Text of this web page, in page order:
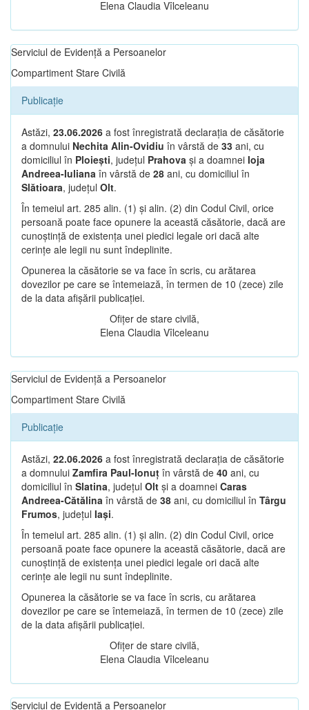
Elena Claudia Vîlceleanu
Serviciul de Evidență a Persoanelor
Compartiment Stare Civilă
Publicație
Astăzi, 23.06.2026 a fost înregistrată declarația de căsătorie
a domnului Nechita Alin-Ovidiu în vârstă de 33 ani, cu
domiciliul în Ploiești, județul Prahova și a doamnei Ioja
Andreea-Iuliana în vârstă de 28 ani, cu domiciliul în
Slătioara, județul Olt.
În temeiul art. 285 alin. (1) și alin. (2) din Codul Civil, orice
persoană poate face opunere la această căsătorie, dacă are
cunoștință de existența unei piedici legale ori dacă alte
cerințe ale legii nu sunt îndeplinite.
Opunerea la căsătorie se va face în scris, cu arătarea
dovezilor pe care se întemeiază, în termen de 10 (zece) zile
de la data afișării publicației.
Ofițer de stare civilă,
Elena Claudia Vîlceleanu
Serviciul de Evidență a Persoanelor
Compartiment Stare Civilă
Publicație
Astăzi, 22.06.2026 a fost înregistrată declarația de căsătorie
a domnului Zamfira Paul-Ionuț în vârstă de 40 ani, cu
domiciliul în Slatina, județul Olt și a doamnei Caras
Andreea-Cătălina în vârstă de 38 ani, cu domiciliul în Târgu
Frumos, județul Iași.
În temeiul art. 285 alin. (1) și alin. (2) din Codul Civil, orice
persoană poate face opunere la această căsătorie, dacă are
cunoștință de existența unei piedici legale ori dacă alte
cerințe ale legii nu sunt îndeplinite.
Opunerea la căsătorie se va face în scris, cu arătarea
dovezilor pe care se întemeiază, în termen de 10 (zece) zile
de la data afișării publicației.
Ofițer de stare civilă,
Elena Claudia Vîlceleanu
Serviciul de Evidență a Persoanelor